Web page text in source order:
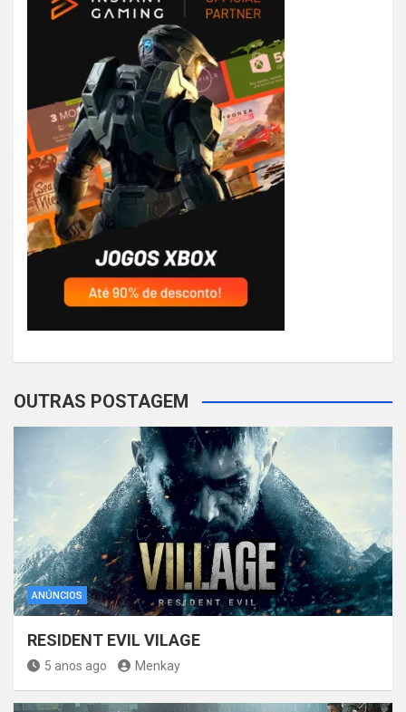
OUTRAS POSTAGEM
ANÚNCIOS
RESIDENT EVIL VILAGE
5 anos ago Menkay